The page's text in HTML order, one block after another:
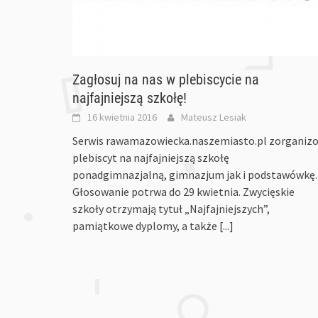
Zagłosuj na nas w plebiscycie na
najfajniejszą szkołę!
16 kwietnia 2016 Mateusz Lesiak
Serwis rawamazowiecka.naszemiasto.pl
plebiscyt na najfajniejszą szkołę
ponadgimnazjalną, gimnazjum jak i podstawówkę.
Głosowanie potrwa do 29 kwietnia. Zwycięskie
szkoły otrzymają tytuł „Najfajniejszych”,
pamiątkowe dyplomy, a także [...]